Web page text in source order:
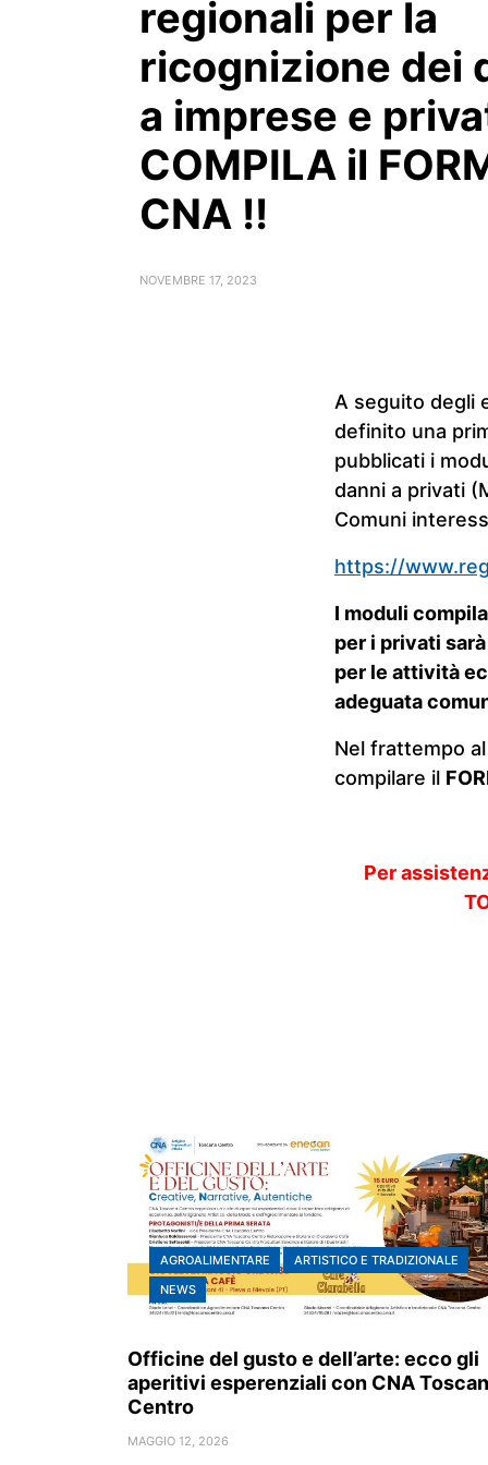
regionali per la
ricognizione dei
a imprese e
COMPILA il
CNA !!
NOVEMBRE 17, 2023
A seguito degli
definito una
pubblicati i
danni a privati
Comuni
https://
I moduli
per i privati
per le attività
adeguata
Nel frattempo
compilare il
Per
AGROALIMENTARE
ARTISTICO E TRADIZIONALE
NEWS
Officine del gusto e dell’arte: ecco gli
aperitivi esperenziali con CNA
Centro
MAGGIO 12, 2026